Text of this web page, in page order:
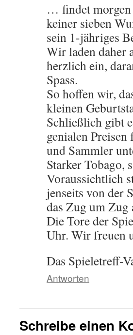
… findet morgen
keiner sieben
sein 1-jähriges
Wir laden daher
herzlich ein,
Spass.
So hoffen wir,
kleinen
Schließlich gibt
genialen
und Sammler
Starker Tobago,
Voraussichtlich
jenseits von der
das Zug um Zug
Die Tore der
Uhr. Wir freuen
Das Spieletreff-
Antworten
Schreibe einen